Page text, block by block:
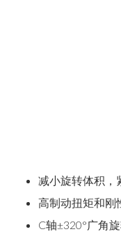
减小旋转体积，
高制动扭矩和刚
C轴±320°广角